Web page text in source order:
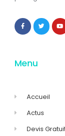
Menu
Accueil
Actus
Devis